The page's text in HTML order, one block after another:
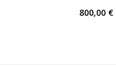
800,00 €